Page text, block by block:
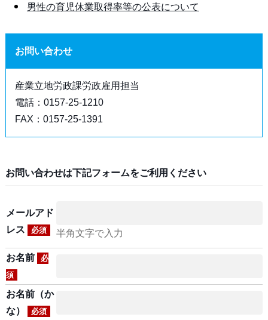
男性の育児休業取得率等の公表について
お問い合わせ
産業立地労政課労政雇用担当
電話：0157-25-1210
FAX：0157-25-1391
お問い合わせは下記フォームをご利用ください
メールアド
レス
必須 半角文字で入力
お名前
必
須
お名前（か
な）
必須